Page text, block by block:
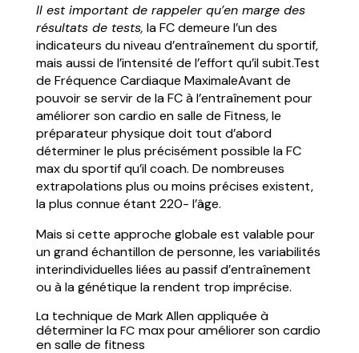
Il est important de rappeler qu’en marge des
résultats de tests, la FC demeure l’un des
indicateurs du niveau d’entraînement du sportif,
mais aussi de l’intensité de l’effort qu’il subit.Test
de Fréquence Cardiaque MaximaleAvant de
pouvoir se servir de la FC à l’entraînement pour
améliorer son cardio en salle de Fitness, le
préparateur physique doit tout d’abord
déterminer le plus précisément possible la FC
max du sportif qu’il coach. De nombreuses
extrapolations plus ou moins précises existent,
la plus connue étant 220- l’âge.
Mais si cette approche globale est valable pour
un grand échantillon de personne, les variabilités
interindividuelles liées au passif d’entraînement
ou à la génétique la rendent trop imprécise.
La technique de Mark Allen appliquée à
déterminer la FC max pour améliorer son cardio
en salle de fitness